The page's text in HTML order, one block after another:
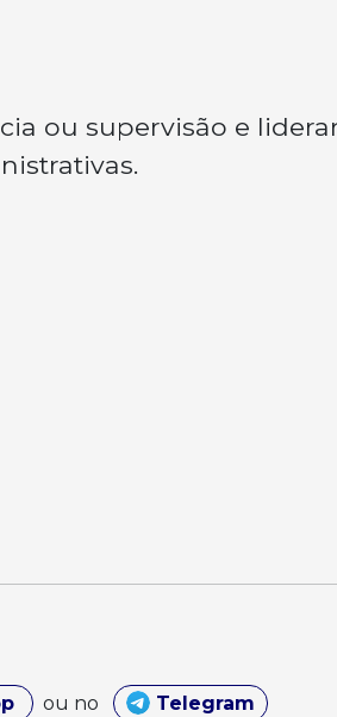
ou supervisão e
ou no Telegram